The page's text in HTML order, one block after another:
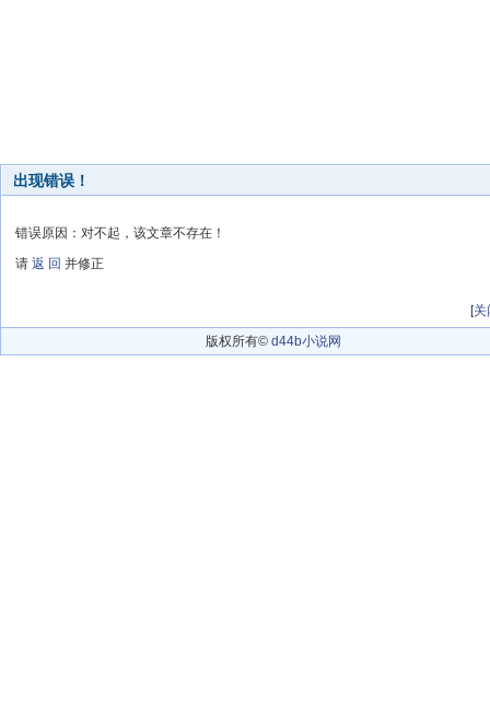
出现错误！
错误原因：对不起，该文章不存在！
请 返 回 并修正
[关
版权所有© d44b小说网